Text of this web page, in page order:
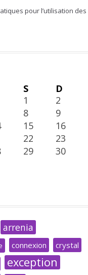
pour l’utilisation des
S
D
1
2
8
9
15
16
22
23
29
30
arrenia
connexion crystal
exception